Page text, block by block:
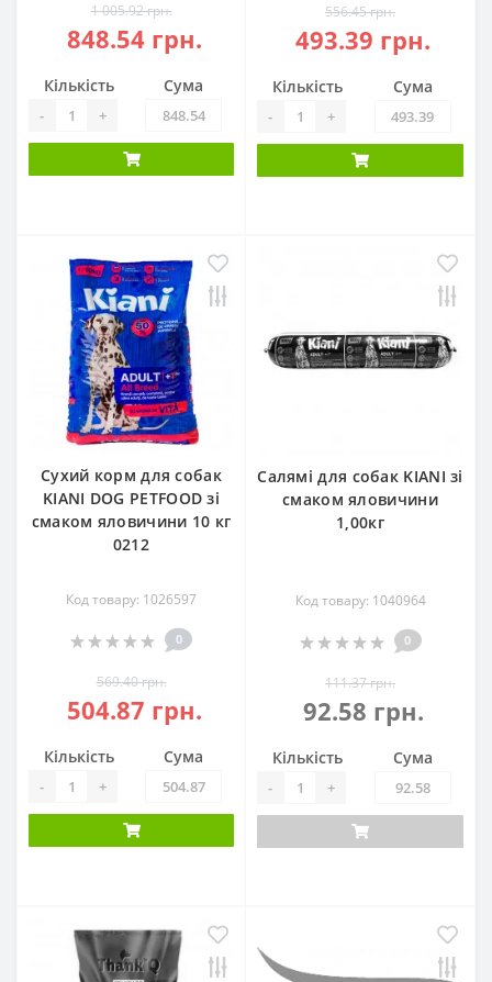
1 005.92 грн.
848.54 грн.
Кількість
- +
Сума
556.45 грн.
493.39 грн.
Кількість
- +
Сума
Сухий корм для собак
KIANI DOG PETFOOD зі
смаком яловичини 10 кг
0212
Код товару: 1026597
0
569.40 грн.
504.87 грн.
Кількість
- +
Сума
Салямі для собак KIANI зі
смаком яловичини
1,00кг
Код товару: 1040964
0
111.37 грн.
92.58 грн.
Кількість
- +
Сума